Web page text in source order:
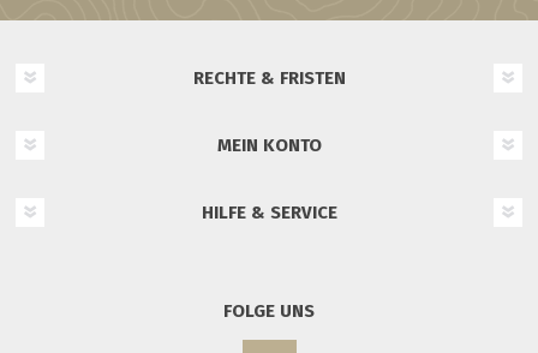
RECHTE & FRISTEN
MEIN KONTO
HILFE & SERVICE
FOLGE UNS